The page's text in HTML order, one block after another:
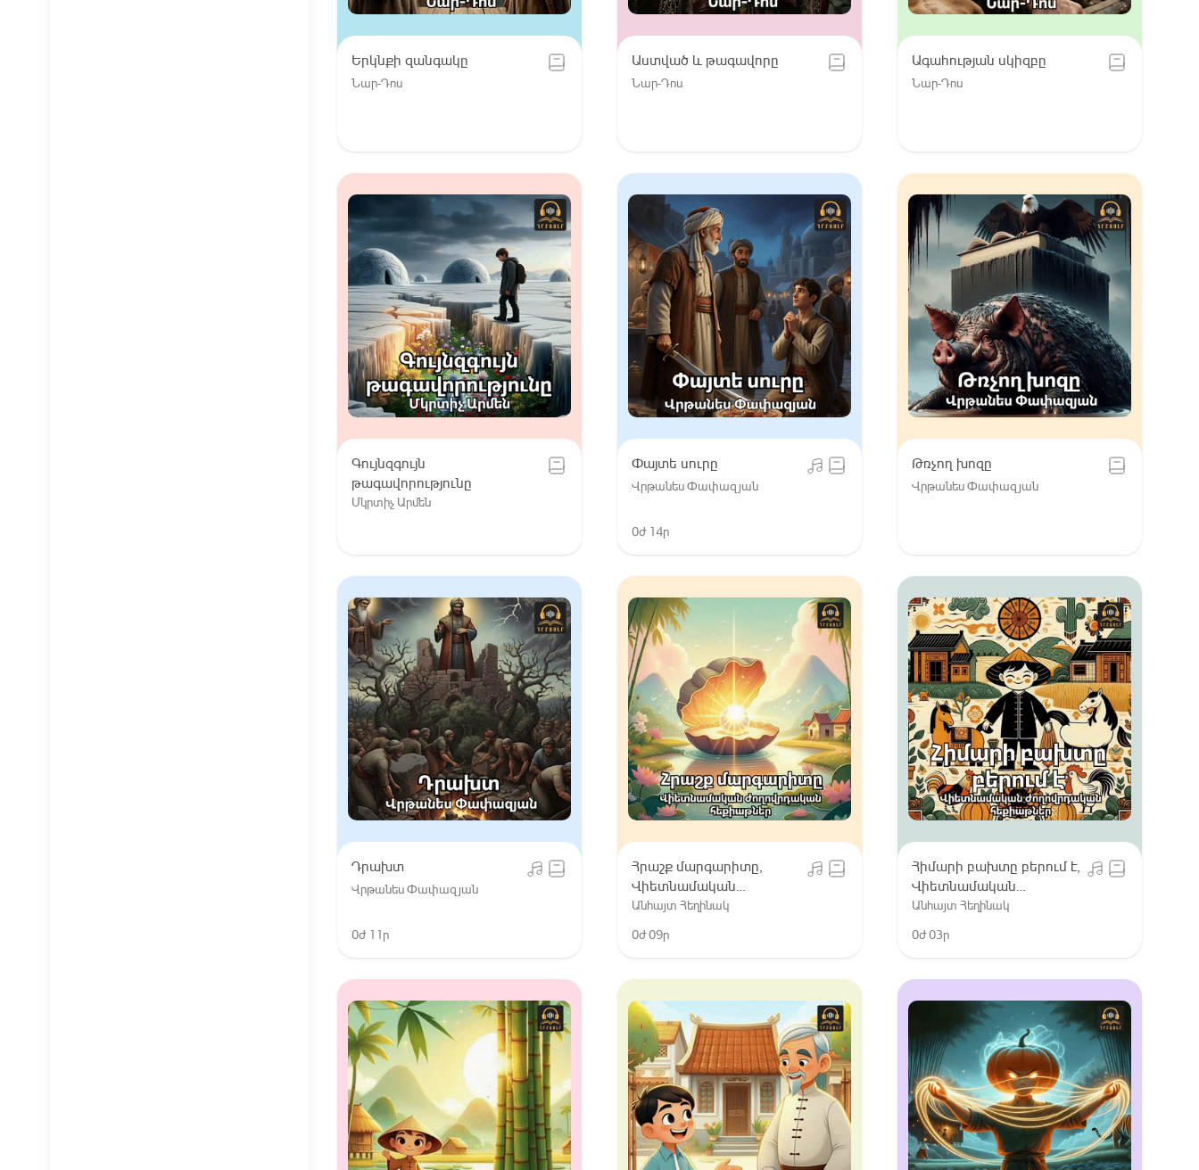
Երկնքի զանգակը
Նար-Դոս
Աստված և թագավորը
Նար-Դոս
Ագահության սկիզբը
Նար-Դոս
Գույնզգույն
թագավորությունը
Մկրտիչ Արմեն
Փայտե սուրը
Վրթանես Փափազյան
0ժ 14ր
Թռչող խոզը
Վրթանես Փափազյան
Դրախտ
Վրթանես Փափազյան
0ժ 11ր
Հրաշք մարգարիտը,
Վիետնամական
ժողովրդական
Անհայտ Հեղինակ
0ժ 09ր
Հիմարի բախտը բերում է,
Վիետնամական
ժողովրդական
Անհայտ Հեղինակ
0ժ 03ր